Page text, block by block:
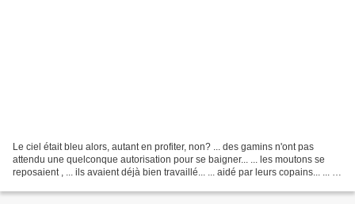
Le ciel était bleu alors, autant en profiter, non? ... des gamins n'ont pas
attendu une quelconque autorisation pour se baigner... ... les moutons se
reposaient , ... ils avaient déjà bien travaillé... ... aidé par leurs copains... ... et